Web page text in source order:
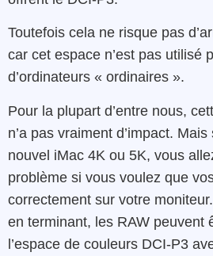
Toutefois cela ne risque pas
car cet espace n’est pas utilisé
d’ordinateurs « ordinaires ».
Pour la plupart d’entre nous,
n’a pas vraiment d’impact.
nouvel iMac 4K ou 5K, vous
problème si vous voulez que
correctement sur votre
en terminant, les RAW peuvent
l’espace de couleurs DCI-P3